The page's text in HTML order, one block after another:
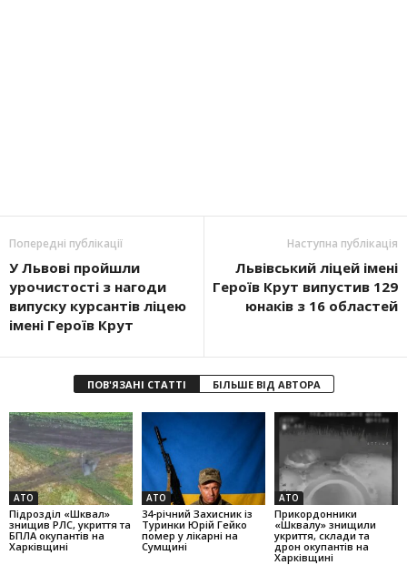
Попередні публікації
У Львові пройшли
урочистості з нагоди
випуску курсантів ліцею
імені Героїв Крут
Наступна публікація
Львівський ліцей імені
Героїв Крут випустив 129
юнаків з 16 областей
ПОВ'ЯЗАНІ СТАТТІ БІЛЬШЕ ВІД АВТОРА
АТО
Підрозділ «Шквал»
знищив РЛС, укриття та
БПЛА окупантів на
Харківщині
АТО
34-річний Захисник із
Туринки Юрій Гейко
помер у лікарні на
Сумщині
АТО
Прикордонники
«Шквалу» знищили
укриття, склади та
дрон окупантів на
Харківщині